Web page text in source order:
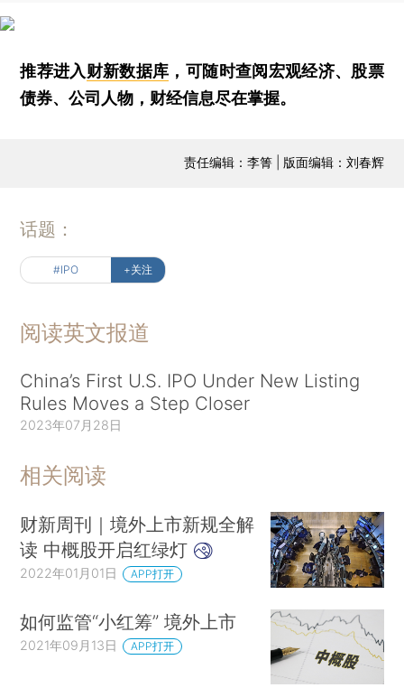
推荐进入财新数据库 ，可随时查阅宏观经济、股票
债券、公司人物，财经信息尽在掌握。
责任编辑：李箐 | 版面编辑：刘春辉
话题：
#IPO +关注
阅读英文报道
China’s First U.S. IPO Under New Listing
Rules Moves a Step Closer
2023年07月28日
相关阅读
财新周刊｜境外上市新规全解
读 中概股开启红绿灯
2022年01月01日 APP打开
如何监管“小红筹” 境外上市
2021年09月13日 APP打开